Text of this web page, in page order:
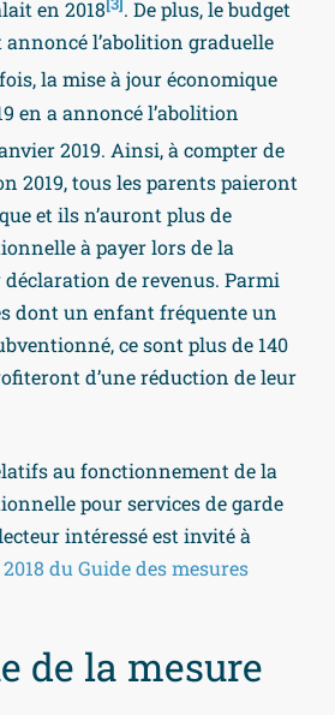
en 2018
. De plus, le budget
annoncé l’abolition graduelle
la mise à jour économique
en a annoncé l’abolition
2019. Ainsi, à compter de
2019, tous les parents paieront
et ils n’auront plus de
à payer lors de la
de revenus. Parmi
dont un enfant fréquente un
ce sont plus de 140
d’une réduction de leur
au fonctionnement de la
pour services de garde
intéressé est invité à
du Guide des mesures
de la mesure